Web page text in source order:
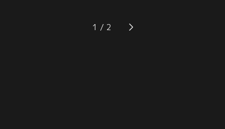
呼吸をしているのを見たピンは動揺
する。また、アノン王子の後押しを
ットは動揺してすぐに外すようにと
告げる。かつて王妃につかえていた
1